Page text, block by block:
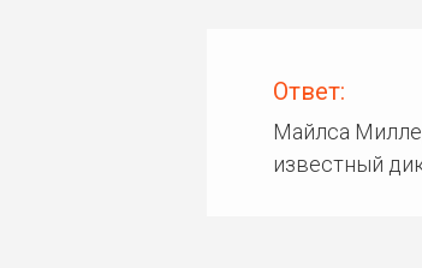
Ответ:
Майлса
известный